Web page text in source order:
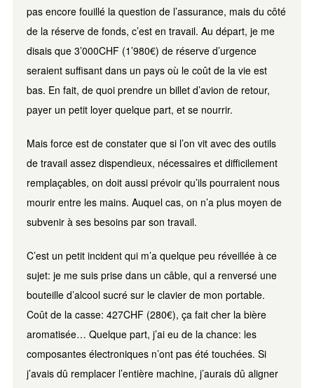
pas encore fouillé la question de l’assurance, mais du côté
de la réserve de fonds, c’est en travail. Au départ, je me
disais que 3’000CHF (1’980€) de réserve d’urgence
seraient suffisant dans un pays où le coût de la vie est
bas. En fait, de quoi prendre un billet d’avion de retour,
payer un petit loyer quelque part, et se nourrir.
Mais force est de constater que si l’on vit avec des outils
de travail assez dispendieux, nécessaires et difficilement
remplaçables, on doit aussi prévoir qu’ils pourraient nous
mourir entre les mains. Auquel cas, on n’a plus moyen de
subvenir à ses besoins par son travail.
C’est un petit incident qui m’a quelque peu réveillée à ce
sujet: je me suis prise dans un câble, qui a renversé une
bouteille d’alcool sucré sur le clavier de mon portable.
Coût de la casse: 427CHF (280€), ça fait cher la bière
aromatisée… Quelque part, j’ai eu de la chance: les
composantes électroniques n’ont pas été touchées. Si
j’avais dû remplacer l’entière machine, j’aurais dû aligner